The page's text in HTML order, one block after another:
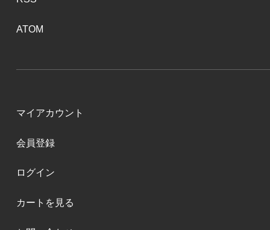
ATOM
マイアカウント
会員登録
ログイン
カートを見る